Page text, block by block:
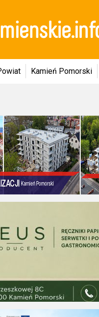
Kamień Pomorski